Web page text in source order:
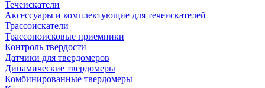
Течеискатели
Аксессуары и комплектующие для течеискателей
Трассоискатели
Трассопоисковые приемники
Контроль твердости
Датчики для твердомеров
Динамические твердомеры
Комбинированные твердомеры